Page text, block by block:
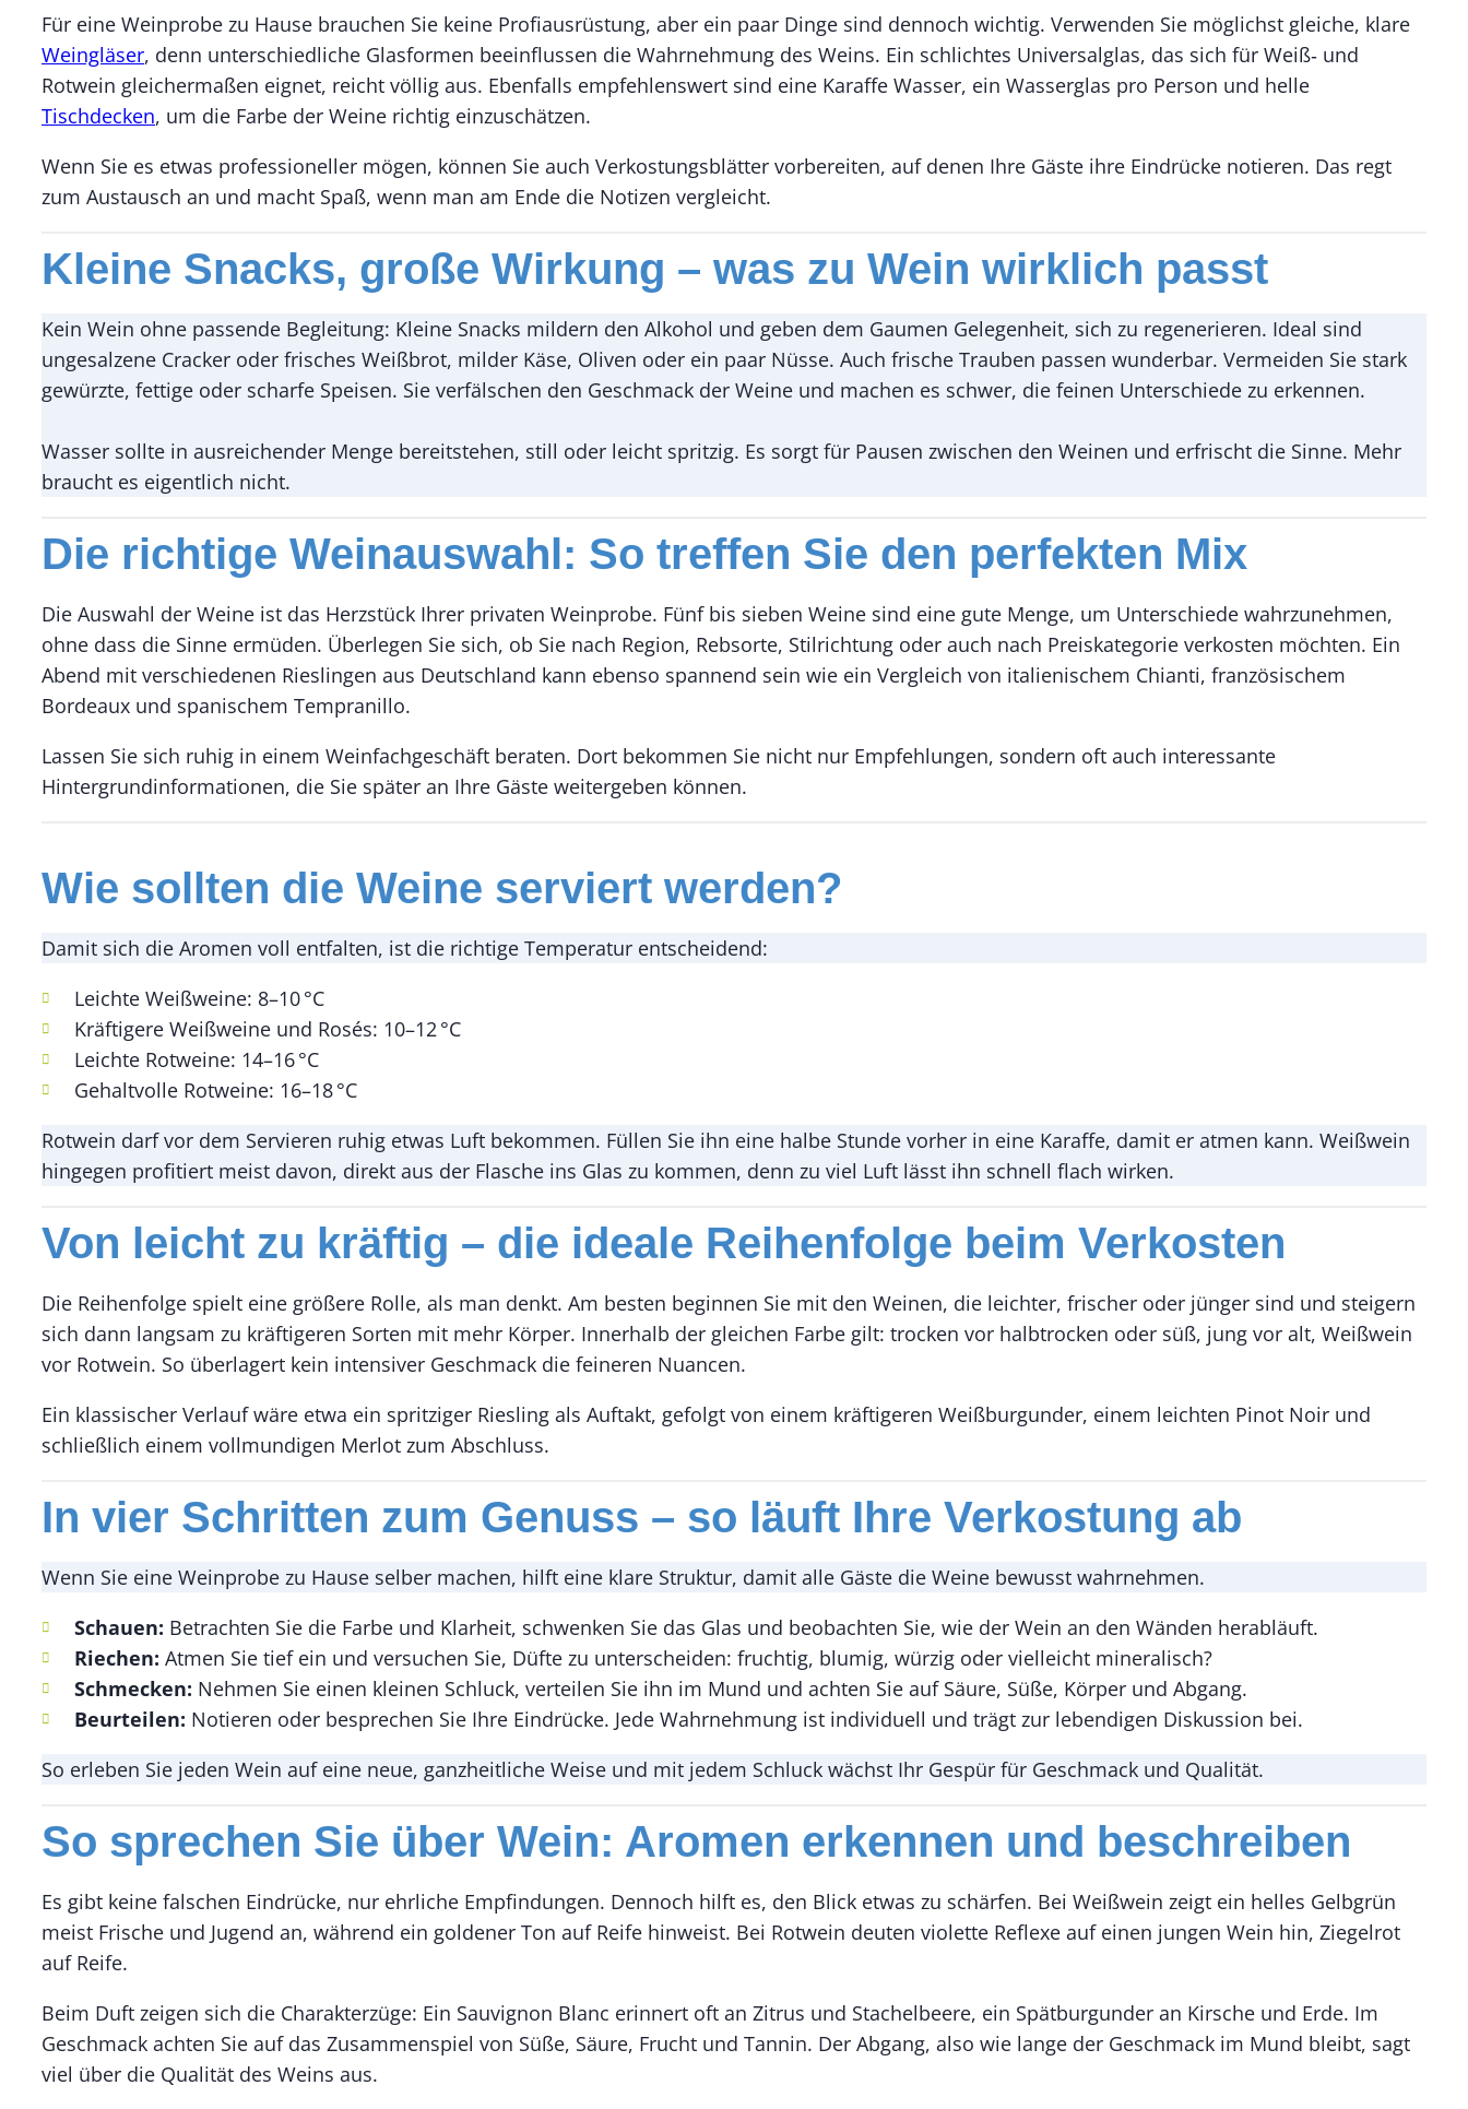
Für eine Weinprobe zu Hause brauchen Sie keine Profiausrüstung, aber ein paar Dinge sind dennoch wichtig. Verwenden Sie möglichst gleiche, klare
Weingläser, denn unterschiedliche Glasformen beeinflussen die Wahrnehmung des Weins. Ein schlichtes Universalglas, das sich für Weiß‑ und
Rotwein gleichermaßen eignet, reicht völlig aus. Ebenfalls empfehlenswert sind eine Karaffe Wasser, ein Wasserglas pro Person und helle
Tischdecken, um die Farbe der Weine richtig einzuschätzen.
Wenn Sie es etwas professioneller mögen, können Sie auch Verkostungsblätter vorbereiten, auf denen Ihre Gäste ihre Eindrücke notieren. Das regt
zum Austausch an und macht Spaß, wenn man am Ende die Notizen vergleicht.
Kleine Snacks, große Wirkung – was zu Wein wirklich passt
Kein Wein ohne passende Begleitung: Kleine Snacks mildern den Alkohol und geben dem Gaumen Gelegenheit, sich zu regenerieren. Ideal sind
ungesalzene Cracker oder frisches Weißbrot, milder Käse, Oliven oder ein paar Nüsse. Auch frische Trauben passen wunderbar. Vermeiden Sie stark
gewürzte, fettige oder scharfe Speisen. Sie verfälschen den Geschmack der Weine und machen es schwer, die feinen Unterschiede zu erkennen.
Wasser sollte in ausreichender Menge bereitstehen, still oder leicht spritzig. Es sorgt für Pausen zwischen den Weinen und erfrischt die Sinne. Mehr
braucht es eigentlich nicht.
Die richtige Weinauswahl: So treffen Sie den perfekten Mix
Die Auswahl der Weine ist das Herzstück Ihrer privaten Weinprobe. Fünf bis sieben Weine sind eine gute Menge, um Unterschiede wahrzunehmen,
ohne dass die Sinne ermüden. Überlegen Sie sich, ob Sie nach Region, Rebsorte, Stilrichtung oder auch nach Preiskategorie verkosten möchten. Ein
Abend mit verschiedenen Rieslingen aus Deutschland kann ebenso spannend sein wie ein Vergleich von italienischem Chianti, französischem
Bordeaux und spanischem Tempranillo.
Lassen Sie sich ruhig in einem Weinfachgeschäft beraten. Dort bekommen Sie nicht nur Empfehlungen, sondern oft auch interessante
Hintergrundinformationen, die Sie später an Ihre Gäste weitergeben können.
Wie sollten die Weine serviert werden?
Damit sich die Aromen voll entfalten, ist die richtige Temperatur entscheidend:
Leichte Weißweine: 8–10 °C
Kräftigere Weißweine und Rosés: 10–12 °C
Leichte Rotweine: 14–16 °C
Gehaltvolle Rotweine: 16–18 °C
Rotwein darf vor dem Servieren ruhig etwas Luft bekommen. Füllen Sie ihn eine halbe Stunde vorher in eine Karaffe, damit er atmen kann. Weißwein
hingegen profitiert meist davon, direkt aus der Flasche ins Glas zu kommen, denn zu viel Luft lässt ihn schnell flach wirken.
Von leicht zu kräftig – die ideale Reihenfolge beim Verkosten
Die Reihenfolge spielt eine größere Rolle, als man denkt. Am besten beginnen Sie mit den Weinen, die leichter, frischer oder jünger sind und steigern
sich dann langsam zu kräftigeren Sorten mit mehr Körper. Innerhalb der gleichen Farbe gilt: trocken vor halbtrocken oder süß, jung vor alt, Weißwein
vor Rotwein. So überlagert kein intensiver Geschmack die feineren Nuancen.
Ein klassischer Verlauf wäre etwa ein spritziger Riesling als Auftakt, gefolgt von einem kräftigeren Weißburgunder, einem leichten Pinot Noir und
schließlich einem vollmundigen Merlot zum Abschluss.
In vier Schritten zum Genuss – so läuft Ihre Verkostung ab
Wenn Sie eine Weinprobe zu Hause selber machen, hilft eine klare Struktur, damit alle Gäste die Weine bewusst wahrnehmen.
Schauen: Betrachten Sie die Farbe und Klarheit, schwenken Sie das Glas und beobachten Sie, wie der Wein an den Wänden herabläuft.
Riechen: Atmen Sie tief ein und versuchen Sie, Düfte zu unterscheiden: fruchtig, blumig, würzig oder vielleicht mineralisch?
Schmecken: Nehmen Sie einen kleinen Schluck, verteilen Sie ihn im Mund und achten Sie auf Säure, Süße, Körper und Abgang.
Beurteilen: Notieren oder besprechen Sie Ihre Eindrücke. Jede Wahrnehmung ist individuell und trägt zur lebendigen Diskussion bei.
So erleben Sie jeden Wein auf eine neue, ganzheitliche Weise und mit jedem Schluck wächst Ihr Gespür für Geschmack und Qualität.
So sprechen Sie über Wein: Aromen erkennen und beschreiben
Es gibt keine falschen Eindrücke, nur ehrliche Empfindungen. Dennoch hilft es, den Blick etwas zu schärfen. Bei Weißwein zeigt ein helles Gelbgrün
meist Frische und Jugend an, während ein goldener Ton auf Reife hinweist. Bei Rotwein deuten violette Reflexe auf einen jungen Wein hin, Ziegelrot
auf Reife.
Beim Duft zeigen sich die Charakterzüge: Ein Sauvignon Blanc erinnert oft an Zitrus und Stachelbeere, ein Spätburgunder an Kirsche und Erde. Im
Geschmack achten Sie auf das Zusammenspiel von Süße, Säure, Frucht und Tannin. Der Abgang, also wie lange der Geschmack im Mund bleibt, sagt
viel über die Qualität des Weins aus.